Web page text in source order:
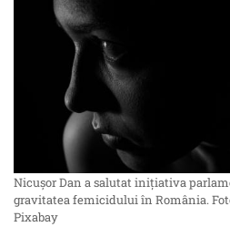
Nicușor Dan a salutat inițiativa
gravitatea femicidului în România.
Pixabay